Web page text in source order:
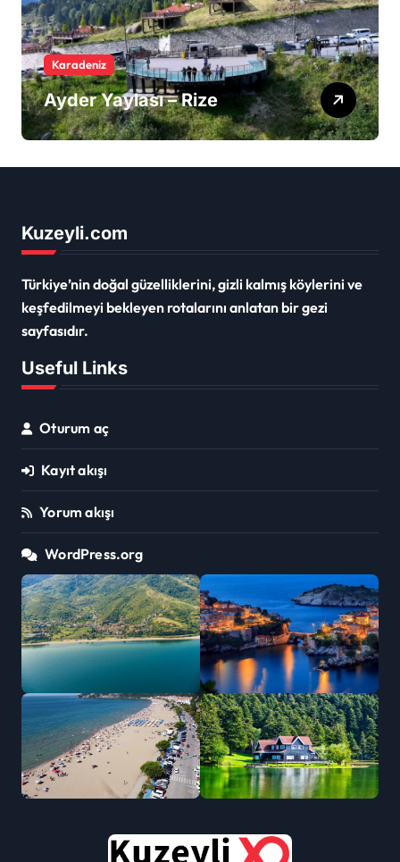
Karadeniz
Ayder Yaylası – Rize
Kuzeyli.com
Türkiye’nin doğal güzelliklerini, gizli kalmış köylerini ve
keşfedilmeyi bekleyen rotalarını anlatan bir gezi
sayfasıdır.
Useful Links
Oturum aç
Kayıt akışı
Yorum akışı
WordPress.org